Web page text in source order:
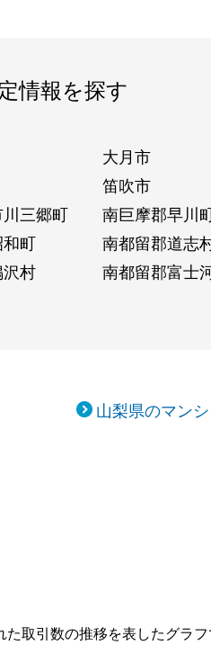
情報を探す
大月市
笛吹市
三郷町
南巨摩郡早川
町
南都留郡道志
村
南都留郡富士
山梨県のマン
取引数の推移を表したグラフ